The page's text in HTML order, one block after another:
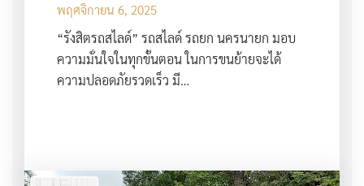
พฤศจิกายน 6, 2025
“รังสิตรถสไลด์” รถสไลด์ รถยก นครนายก มอบ
ความมั่นใจในทุกขั้นตอน ในการขนย้ายจะได้
ความปลอดภัยรวดเร็ว มี…